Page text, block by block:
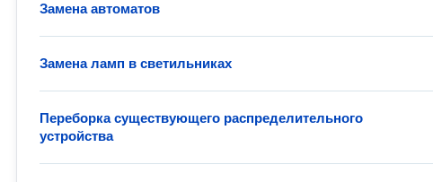
Замена автоматов
Замена ламп в светильниках
Переборка существующего распределительного
устройства